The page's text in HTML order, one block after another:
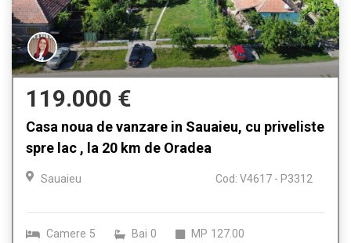
119.000 €
Casa noua de vanzare in Sauaieu, cu priveliste
spre lac , la 20 km de Oradea
Sauaieu Cod: V4617 - P3312
Camere 5 Bai 0 MP 127.00